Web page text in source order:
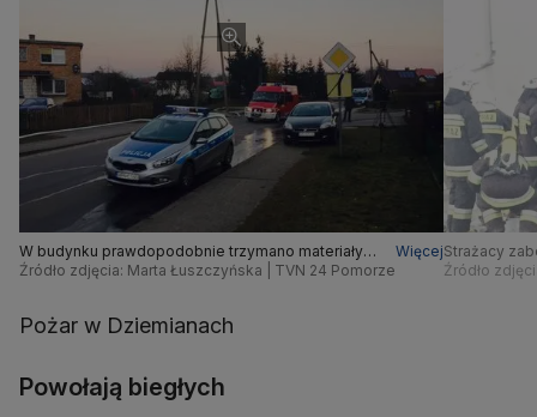
W budynku prawdopodobnie trzymano materiały
wybuchowe
Więcej
Źródło zdjęcia: Marta Łuszczyńska | TVN 24 Pomorze
Strażacy
Źródło
Pożar w Dziemianach
Powołają biegłych